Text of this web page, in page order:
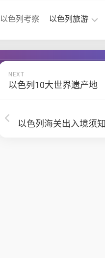
以色列考察 以色列旅游
以
色
签
证
NEXT
以色列10大世界遗产地
以色列海关出入境须知